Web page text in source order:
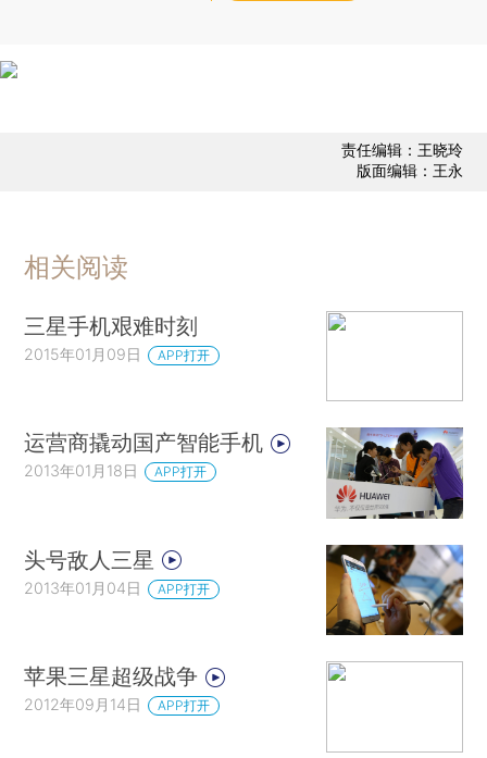
责任编辑：王晓玲
版面编辑：王永
相关阅读
三星手机艰难时刻
2015年01月09日 APP打开
运营商撬动国产智能手机
2013年01月18日 APP打开
头号敌人三星
2013年01月04日 APP打开
苹果三星超级战争
2012年09月14日 APP打开